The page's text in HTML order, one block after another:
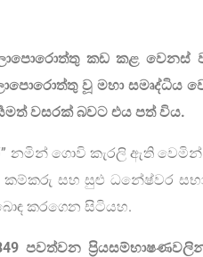
කඩ කළ වෙනස්
වූ මහා සමෘද්ධිය
වසරක් බවට එය පත් විය.
නමින් ගොවි කැරලි ඇති වෙමින්
සහ සුළු ධනේෂ්වර
කරගෙන සිටියහ.
පවත්වන